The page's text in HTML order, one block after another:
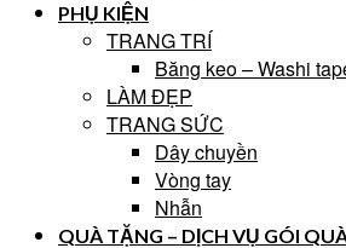
PHỤ KIỆN
TRANG TRÍ
Băng keo – Washi
LÀM ĐẸP
TRANG SỨC
Dây chuyền
Vòng tay
Nhẫn
QUÀ TẶNG – DỊCH VỤ GÓI